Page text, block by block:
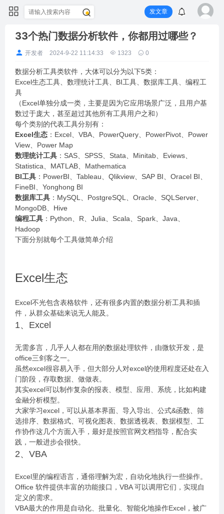
发文章
33个热门数据分析软件，你都用过哪些？
开发者 2024-9-22 11:14:33 1323 0
数据分析工具类软件，大体可以分为以下5类：
Excel生态工具、数理统计工具、BI工具、数据库工具、编程工
具
（Excel单独分成一类，主要是因为它应用场景广泛，且用户基
数过于庞大，甚至超过其他所有工具用户之和）
每个类别的代表工具分别有：
Excel生态 ：Excel、VBA、PowerQuery、PowerPivot、Power
View、Power Map
数理统计工具 ：SAS、SPSS、Stata、Minitab、Eviews、
Statistica、MATLAB、Mathematica
BI工具 ：PowerBI、Tableau、Qlikview、SAP BI、Oracel BI、
FineBI、Yonghong BI
数据库工具 ：MySQL、PostgreSQL、Oracle、SQLServer、
MongoDB、Hive
编程工具 ：Python、R、Julia、Scala、Spark、Java、
Hadoop
下面分别就每个工具做简单介绍
Excel生态
Excel不光包含表格软件，还有很多内置的数据分析工具和插
件，从群众基础来说无人能及。
1、Excel
无需多言，几乎人人都在用的数据处理软件，由微软开发，是
office三剑客之一。
虽然excel很容易入手，但大部分人对excel的使用程度还处在入
门阶段，存取数据、做做表。
其实excel可以制作复杂的报表、模型、应用、系统，比如构建
金融分析模型。
大家学习excel，可以从基本界面、导入导出、公式&函数、筛
选排序、数据格式、可视化图表、数据透视表、数据模型、工
作协作这几个方面入手，最好是按照官网文档指导，配合实
践，一般进步会很快。
2、VBA
Excel里的编程语言，通俗理解为宏，自动化地执行一些操作。
Office 软件提供丰富的功能接口，VBA 可以调用它们，实现自
定义的需求。
VBA最大的作用是自动化、批量化、智能化地操作Excel，被广